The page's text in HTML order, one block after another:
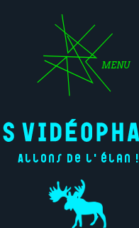
MENU
Allons de l'élan !